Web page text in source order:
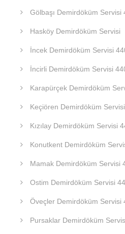
Gölbaşı Demirdöküm Servisi
Hasköy Demirdöküm Servisi
İncek Demirdöküm Servisi
İncirli Demirdöküm Servisi
Karapürçek Demirdöküm
Keçiören Demirdöküm
Kızılay Demirdöküm Servisi
Konutkent Demirdöküm
Mamak Demirdöküm Servisi
Ostim Demirdöküm Servisi
Öveçler Demirdöküm Servisi
Pursaklar Demirdöküm